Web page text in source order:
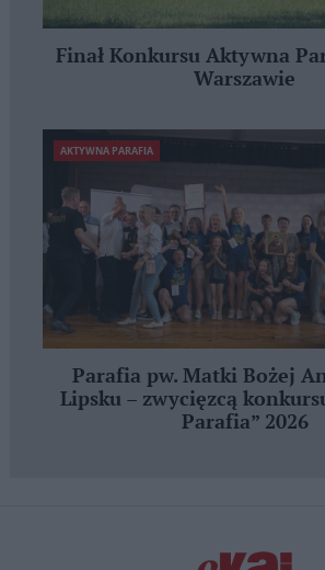
Finał Konkursu Aktywna
Warszawie
AKTYWNA PARAFIA
Parafia pw. Matki Bożej
Lipsku – zwycięzcą
Parafia” 2026